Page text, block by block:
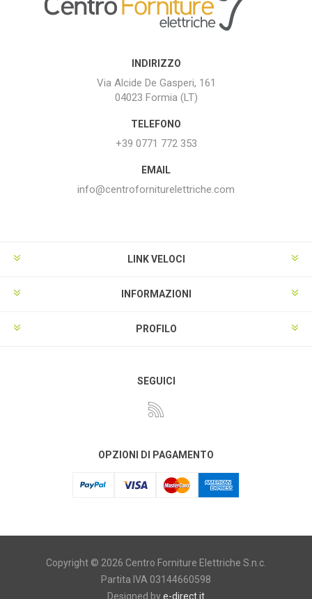
INDIRIZZO
Via Alcide De Gasperi, 161
04023 Formia (LT)
TELEFONO
+39 0771 772 353
EMAIL
info@centroforniturelettriche.com
LINK VELOCI
INFORMAZIONI
PROFILO
SEGUICI
OPZIONI DI PAGAMENTO
Copyright © 2026 Centro Forniture Elettriche S.n.c.
Partita IVA 03144660598
Designed bye-direct.it